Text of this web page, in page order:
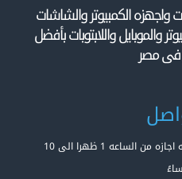
واجهزه الكمبيوتر والشاشات
والموبايل واللابتوبات بأفضل
فى مصر
مواعيد العمل كل يوم عدا الجمعه اجازه من الساعه 1 ظهرا الى 10